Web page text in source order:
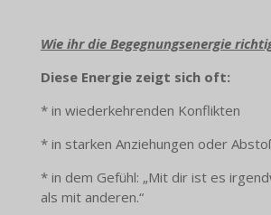
Wie ihr die Begegnungsenergie
Diese Energie zeigt sich oft:
* in wiederkehrenden Konflikten
* in starken Anziehungen oder
* in dem Gefühl: „Mit dir ist es
als mit anderen.“